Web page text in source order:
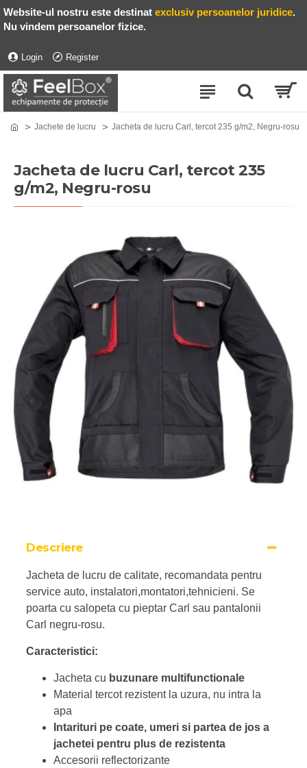
Website-ul nostru este destinat exclusiv persoanelor juridice.
Nu vindem persoanelor fizice.
Login Register
Jachete de lucru Jacheta de lucru Carl, tercot 235 g/m2, Negru-rosu
Jacheta de lucru Carl, tercot 235
g/m2, Negru-rosu
Descriere
Jacheta de lucru de calitate, recomandata pentru
service auto, instalatori,montatori,tehnicieni. Se
poarta cu salopeta cu pieptar Carl sau pantalonii
Carl negru-rosu.
Caracteristici:
Jacheta cu buzunare multifunctionale
Material tercot rezistent la uzura, nu intra la
apa
Intarituri pe coate, umeri si partea de jos a
jachetei pentru plus de rezistenta
Accesorii reflectorizante